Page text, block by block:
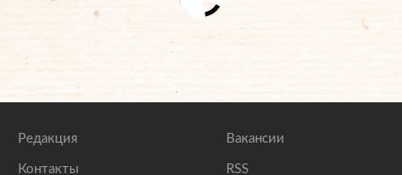
Редакция
Контакты
Вакансии
RSS